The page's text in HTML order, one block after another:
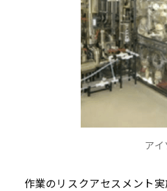
ア
作業のリスクアセスメント